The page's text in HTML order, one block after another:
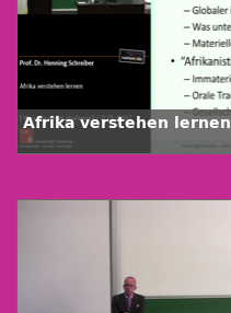
Afrika verstehen lernen